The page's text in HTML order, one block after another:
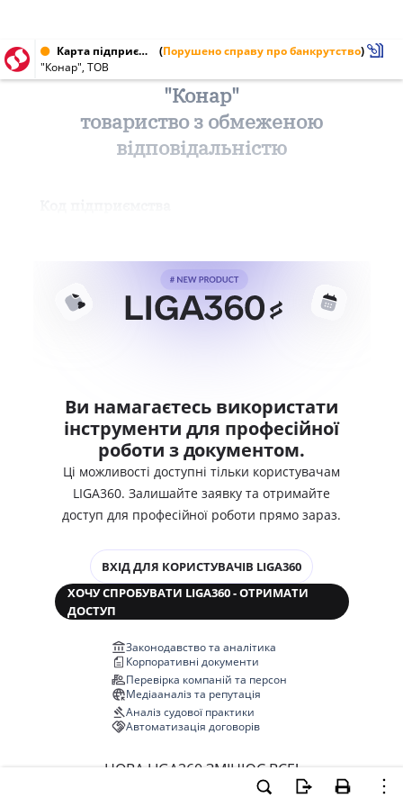
Карта підприємства від 13.08.1999 (Порушено справу про банкрутство)
"Конар", ТОВ
"Конар"
товариство з обмеженою
відповідальністю
Ви намагаєтесь використати
інструменти для професійної
роботи з документом.
Ці можливості доступні тільки користувачам
LIGA360. Залишайте заявку та отримайте
доступ для професійної роботи прямо зараз.
ВХІД ДЛЯ КОРИСТУВАЧІВ LIGA360
ХОЧУ СПРОБУВАТИ LIGA360 - ОТРИМАТИ
ДОСТУП
Законодавство та аналітика
Корпоративні документи
Перевірка компаній та персон
Медіааналіз та репутація
Аналіз судової практики
Автоматизація договорів
НОВА LIGA360 ЗМІНЮЄ ВСЕ!